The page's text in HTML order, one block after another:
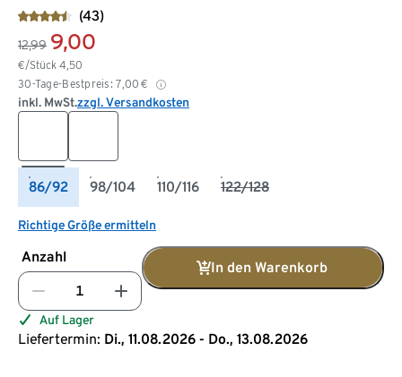
(43)
12,99 9,00
€/Stück 4,50
30-Tage-Bestpreis: 7,00 €
inkl. MwSt.zzgl. Versandkosten
86/92 98/104 110/116 122/128
Richtige Größe ermitteln
Anzahl
In den Warenkorb
Auf Lager
Liefertermin: Di., 11.08.2026 - Do., 13.08.2026